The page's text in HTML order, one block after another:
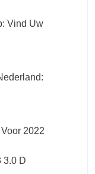
Vind Uw
2022
3.0 D